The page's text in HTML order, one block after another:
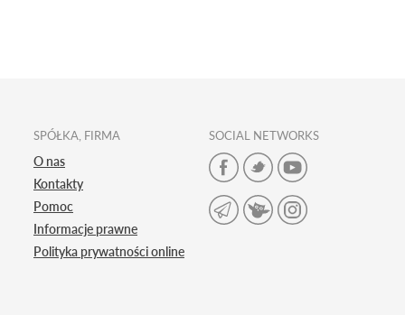
SPÓŁKA, FIRMA
O nas
Kontakty
Pomoc
Informacje prawne
Polityka prywatności online
SOCIAL NETWORKS